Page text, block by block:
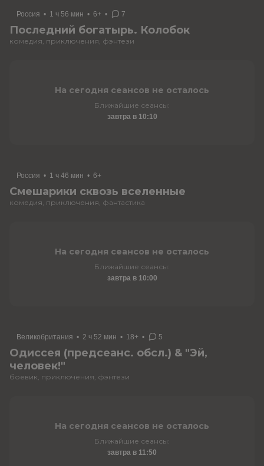
Россия • 1 ч 56 мин • 6+ • 7
Последний богатырь. Колобок
комедия, приключения, фэнтези
На сегодня сеансов не осталось
Ближайшие сеансы:
завтра в 10:10
Россия • 1 ч 46 мин • 6+
Смешарики сквозь вселенные
комедия, приключения, фантастика
На сегодня сеансов не осталось
Ближайшие сеансы:
завтра в 10:00
Великобритания • 2 ч 52 мин • 18+ • 5
Одиссея (предсеанс. обсл.) & "Эй,
человек!"
боевик, приключения, фэнтези
На сегодня сеансов не осталось
Ближайшие сеансы:
завтра в 11:50